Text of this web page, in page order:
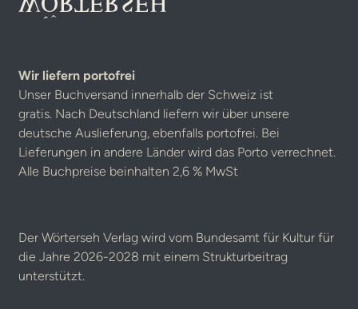
Wir liefern portofrei
Unser Buchversand innerhalb der Schweiz ist
gratis. Nach Deutschland liefern wir über unsere
deutsche Auslieferung, ebenfalls portofrei. Bei
Lieferungen in andere Länder wird das Porto verrechnet.
Alle Buchpreise beinhalten 2,6 % MwSt
Der Wörterseh Verlag wird vom Bundesamt für Kultur für
die Jahre 2026-2028 mit einem Strukturbeitrag
unterstützt.